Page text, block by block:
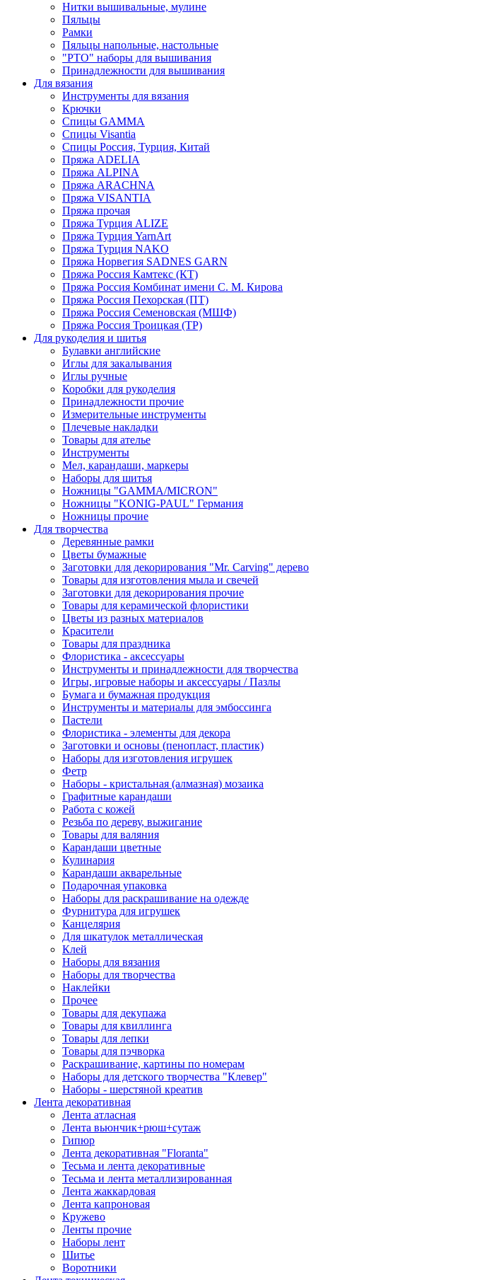
Нитки вышивальные, мулине
Пяльцы
Рамки
Пяльцы напольные, настольные
"РТО" наборы для вышивания
Принадлежности для вышивания
Для вязания
Инструменты для вязания
Крючки
Спицы GAMMA
Спицы Visantia
Спицы Россия, Турция, Китай
Пряжа ADELIA
Пряжа ALPINA
Пряжа ARACHNA
Пряжа VISANTIA
Пряжа прочая
Пряжа Турция ALIZE
Пряжа Турция YarnArt
Пряжа Турция NAKO
Пряжа Норвегия SADNES GARN
Пряжа Россия Камтекс (КТ)
Пряжа Россия Комбинат имени С. М. Кирова
Пряжа Россия Пехорская (ПТ)
Пряжа Россия Семеновская (МШФ)
Пряжа Россия Троицкая (ТР)
Для рукоделия и шитья
Булавки английские
Иглы для закалывания
Иглы ручные
Коробки для рукоделия
Принадлежности прочие
Измерительные инструменты
Плечевые накладки
Товары для ателье
Инструменты
Мел, карандаши, маркеры
Наборы для шитья
Ножницы "GAMMA/MICRON"
Ножницы "KONIG-PAUL" Германия
Ножницы прочие
Для творчества
Деревянные рамки
Цветы бумажные
Заготовки для декорирования "Mr. Carving" дерево
Товары для изготовления мыла и свечей
Заготовки для декорирования прочие
Товары для керамической флористики
Цветы из разных материалов
Красители
Товары для праздника
Флористика - аксессуары
Инструменты и принадлежности для творчества
Игры, игровые наборы и аксессуары / Пазлы
Бумага и бумажная продукция
Инструменты и материалы для эмбоссинга
Пастели
Флористика - элементы для декора
Заготовки и основы (пенопласт, пластик)
Наборы для изготовления игрушек
Фетр
Наборы - кристальная (алмазная) мозаика
Графитные карандаши
Работа с кожей
Резьба по дереву, выжигание
Товары для валяния
Карандаши цветные
Кулинария
Карандаши акварельные
Подарочная упаковка
Наборы для раскрашивание на одежде
Фурнитура для игрушек
Канцелярия
Для шкатулок металлическая
Клей
Наборы для вязания
Наборы для творчества
Наклейки
Прочее
Товары для декупажа
Товары для квиллинга
Товары для лепки
Товары для пэчворка
Раскрашивание, картины по номерам
Наборы для детского творчества "Клевер"
Наборы - шерстяной креатив
Лента декоративная
Лента атласная
Лента вьюнчик+рюш+сутаж
Гипюр
Лента декоративная "Floranta"
Тесьма и лента декоративные
Тесьма и лента металлизированная
Лента жаккардовая
Лента капроновая
Кружево
Ленты прочие
Наборы лент
Шитье
Воротники